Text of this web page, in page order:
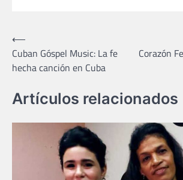
Navegación
de
entradas
⟵
Cuban Góspel Music: La fe
hecha canción en Cuba
Corazón
Artículos relacionados